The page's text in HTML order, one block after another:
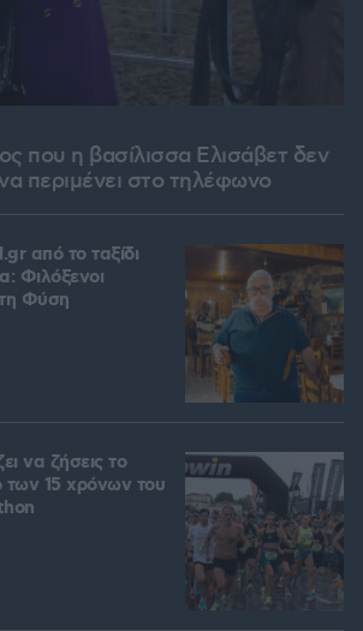
που η βασίλισσα Ελισάβετ δεν
περιμένει στο τηλέφωνο
από το ταξίδι
Φιλόξενοι
Φύση
να ζήσεις το
των 15 χρόνων του